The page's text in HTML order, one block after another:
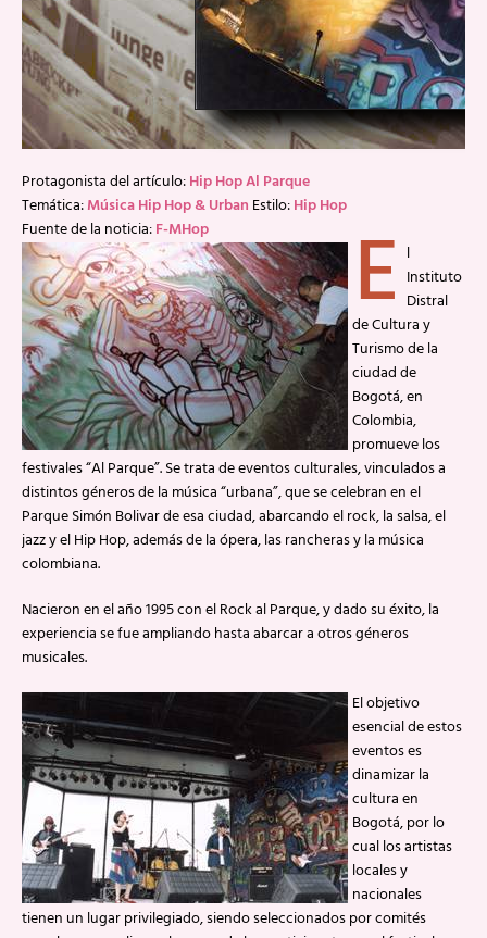
Protagonista del artículo:Hip Hop Al Parque
Temática:Música Hip Hop & Urban Estilo:Hip Hop
Fuente de la noticia:F-MHop E l
Instituto
Distral
de Cultura y
Turismo de la
ciudad de
Bogotá, en
Colombia,
promueve los
festivales “Al Parque”. Se trata de eventos culturales, vinculados a
distintos géneros de la música “urbana”, que se celebran en el
Parque Simón Bolivar de esa ciudad, abarcando el rock, la salsa, el
jazz y el Hip Hop, además de la ópera, las rancheras y la música
colombiana.
Nacieron en el año 1995 con el Rock al Parque, y dado su éxito, la
experiencia se fue ampliando hasta abarcar a otros géneros
musicales.
El objetivo
esencial de estos
eventos es
dinamizar la
cultura en
Bogotá, por lo
cual los artistas
locales y
nacionales
tienen un lugar privilegiado, siendo seleccionados por comités